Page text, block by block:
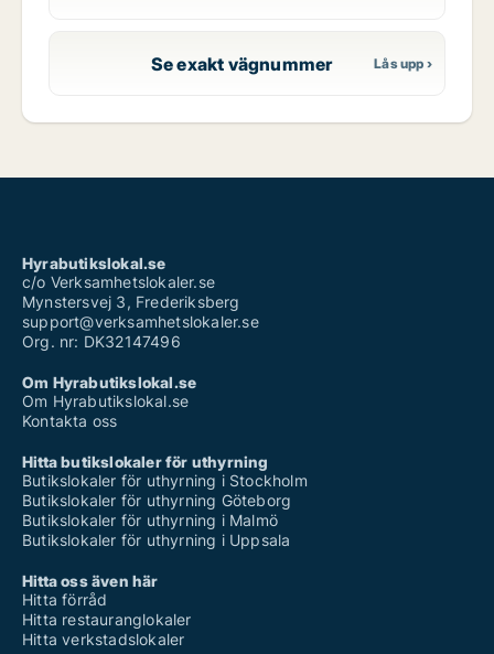
Se exakt vägnummer
Hyrabutikslokal.se
c/o Verksamhetslokaler.se
Mynstersvej 3, Frederiksberg
support@verksamhetslokaler.se
Org. nr: DK32147496
Om Hyrabutikslokal.se
Om Hyrabutikslokal.se
Kontakta oss
Hitta butikslokaler för uthyrning
Butikslokaler för uthyrning i Stockholm
Butikslokaler för uthyrning Göteborg
Butikslokaler för uthyrning i Malmö
Butikslokaler för uthyrning i Uppsala
Hitta oss även här
Hitta förråd
Hitta restauranglokaler
Hitta verkstadslokaler